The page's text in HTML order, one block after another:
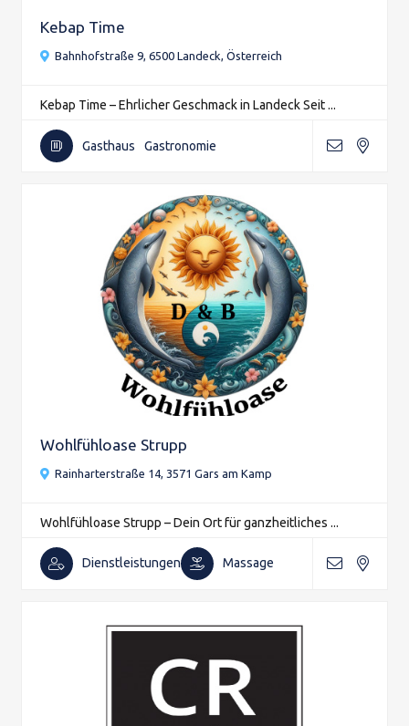
Kebap Time
Bahnhofstraße 9, 6500 Landeck, Österreich
Kebap Time – Ehrlicher Geschmack in Landeck Seit ...
Gasthaus Gastronomie
Wohlfühloase Strupp
Rainharterstraße 14, 3571 Gars am Kamp
Wohlfühloase Strupp – Dein Ort für ganzheitliches ...
Dienstleistungen Massage